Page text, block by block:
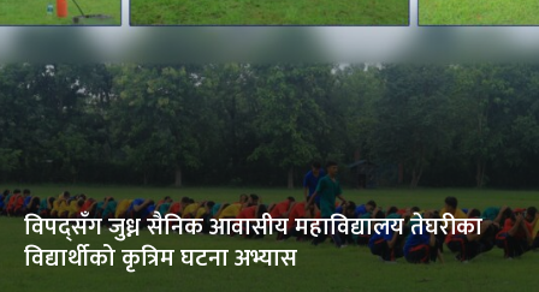
विपद्सँग जुध्न सैनिक आवासीय महाविद्यालय तेघरीका
विद्यार्थीको कृत्रिम घटना अभ्यास